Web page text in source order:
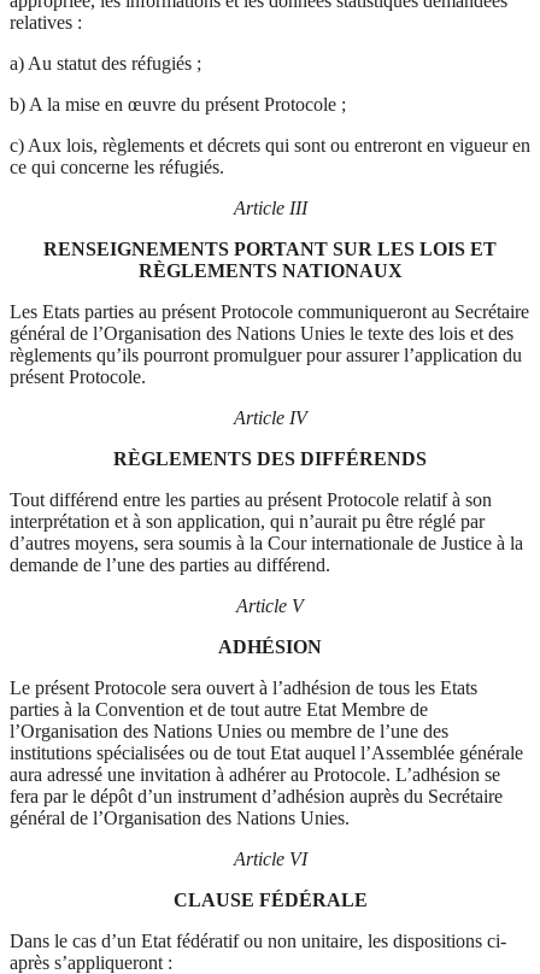
relatives :
a) Au statut des réfugiés ;
b) A la mise en œuvre du présent Protocole ;
c) Aux lois, règlements et décrets qui sont ou entreront en vigueur en
ce qui concerne les réfugiés.
Article III
RENSEIGNEMENTS PORTANT SUR LES LOIS ET
RÈGLEMENTS NATIONAUX
Les Etats parties au présent Protocole communiqueront au Secrétaire
général de l’Organisation des Nations Unies le texte des lois et des
règlements qu’ils pourront promulguer pour assurer l’application du
présent Protocole.
Article IV
RÈGLEMENTS DES DIFFÉRENDS
Tout différend entre les parties au présent Protocole relatif à son
interprétation et à son application, qui n’aurait pu être réglé par
d’autres moyens, sera soumis à la Cour internationale de Justice à la
demande de l’une des parties au différend.
Article V
ADHÉSION
Le présent Protocole sera ouvert à l’adhésion de tous les Etats
parties à la Convention et de tout autre Etat Membre de
l’Organisation des Nations Unies ou membre de l’une des
institutions spécialisées ou de tout Etat auquel l’Assemblée générale
aura adressé une invitation à adhérer au Protocole. L’adhésion se
fera par le dépôt d’un instrument d’adhésion auprès du Secrétaire
général de l’Organisation des Nations Unies.
Article VI
CLAUSE FÉDÉRALE
Dans le cas d’un Etat fédératif ou non unitaire, les dispositions ci-
après s’appliqueront :